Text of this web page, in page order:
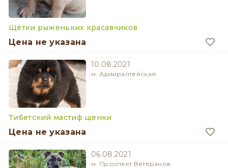
Щётки рыженьких красавчиков
Цена не указана
10.08.2021
м. Адмиралтейская
Тибетский мастиф щенки
Цена не указана
06.08.2021
м. Проспект Ветеранов